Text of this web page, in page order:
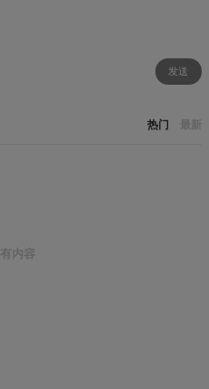
发送
热门 最新
内容